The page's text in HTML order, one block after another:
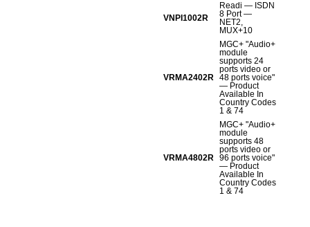
VNPI1002R
Readi — ISDN
8 Port —
NET2,
MUX+10
VRMA2402R
MGC+ "Audio+
module
supports 24
ports video or
48 ports voice"
— Product
Available In
Country Codes
1 & 74
VRMA4802R
MGC+ "Audio+
module
supports 48
ports video or
96 ports voice"
— Product
Available In
Country Codes
1 & 74